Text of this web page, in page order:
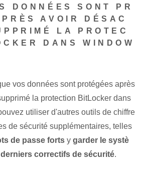
DONNÉES SONT PR
AVOIR DÉSAC
LA PROTEC
DANS WINDOW
vos données sont protégées après
la protection BitLocker dans
utiliser d'autres outils de chiffre
de sécurité supplémentaires, telles
de passe forts y garder le systè
correctifs de sécurité.